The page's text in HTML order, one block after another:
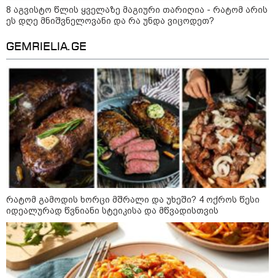
ინტერნეტში ამაღელვებელი
კადრები ვრცელდება - როგორ
გადაარჩინა 56 წლის კაცმა
კატეგორიის ყველა სიახლე
"უნდა დაგვხვრიტოთ? - არა,
თქვენი დახვრეტა რაში გვაწყობს,
უნდა გადაგცვალოთ..."
როდის დაიწყო რეალურად
საქართველო-რუსეთის ომი და
მთავარი შეცდომა, რომელიც
საბედისწერო გამოდგა
8 აგვისტო წლის ყველაზე მაგიური თარიღია - რატომ არის
ეს დღე მნიშვნელოვანი და რა უნდა ვიცოდეთ?
GEMRIELIA.GE
რატომ გამოდის ხორცი მშრალი და უხეში? 4 ოქროს წესი
იდეალურად წვნიანი სტეიკისა და მწვადისთვის